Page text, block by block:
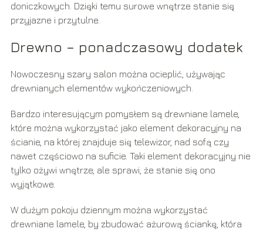
doniczkowych. Dzięki temu surowe wnętrze stanie się
przyjazne i przytulne.
Drewno – ponadczasowy dodatek
Nowoczesny szary salon można ocieplić, używając
drewnianych elementów wykończeniowych.
Bardzo interesującym pomysłem są drewniane lamele,
które można wykorzystać jako element dekoracyjny na
ścianie, na której znajduje się telewizor, nad sofą czy
nawet częściowo na suficie. Taki element dekoracyjny nie
tylko ożywi wnętrze, ale sprawi, że stanie się ono
wyjątkowe.
W dużym pokoju dziennym można wykorzystać
drewniane lamele, by zbudować ażurową ściankę, która